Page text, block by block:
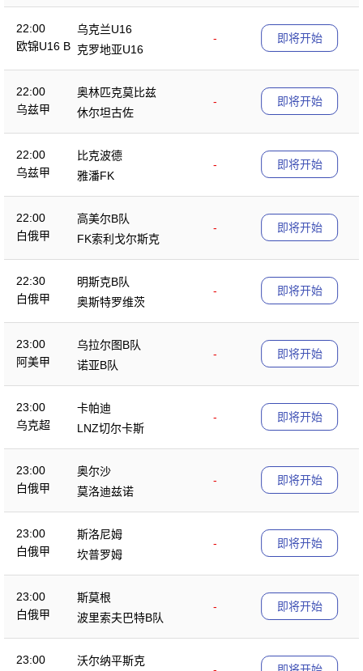
22:00
欧锦U16 B
乌克兰U16
-
克罗地亚U16
即将开始
22:00
乌兹甲
奥林匹克莫比兹
-
休尔坦古佐
即将开始
22:00
乌兹甲
比克波德
-
雅潘FK
即将开始
22:00
白俄甲
高美尔B队
-
FK索利戈尔斯克
即将开始
22:30
白俄甲
明斯克B队
-
奥斯特罗维茨
即将开始
23:00
阿美甲
乌拉尔图B队
-
诺亚B队
即将开始
23:00
乌克超
卡帕迪
-
LNZ切尔卡斯
即将开始
23:00
白俄甲
奥尔沙
-
莫洛迪兹诺
即将开始
23:00
白俄甲
斯洛尼姆
-
坎普罗姆
即将开始
23:00
白俄甲
斯莫根
-
波里索夫巴特B队
即将开始
23:00
沃尔纳平斯克